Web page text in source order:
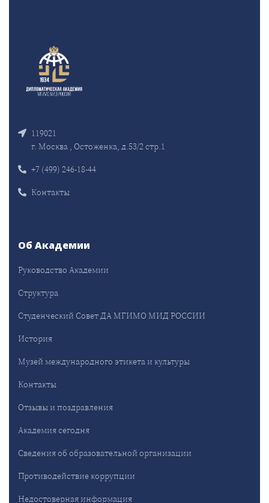
119021
г. Москва , Остоженка, д.53/2 стр.1
+7 (499) 246-18-44
Контакты
Об Академии
Руководство Академии
Структура
Студенческий Совет ДА МГИМО МИД РОССИИ
История
Музей международного этикета и культуры
Контакты
Отзывы и поздравления
Академия сегодня
Сведения об образовательной организации
Противодействие коррупции
Недостоверная информация